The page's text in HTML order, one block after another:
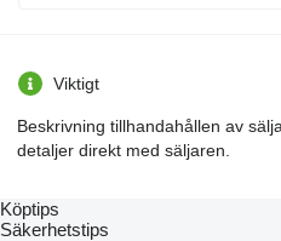
attendants - 1 person (tractor
it is aggregated with tractors from
hydraulics warranty - 3 years;
row spacing is adjustable from
the use of rotating sun-shaped
which corresponds to nitrogen
the frame is made of seamless
Viktigt
Beskrivning tillhandahållen av
detaljer direkt med säljaren.
Köptips
Säkerhetstips